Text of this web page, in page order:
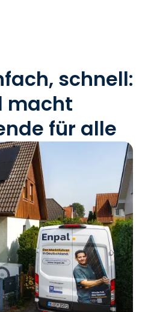
schnell:
macht
für alle